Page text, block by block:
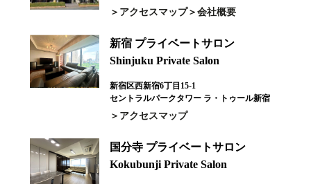
アクセスマップ 会社概要
新宿 プライベートサロン
Shinjuku Private Salon
新宿区西新宿6丁目15-1
セントラルパークタワー ラ・トゥール新宿
アクセスマップ
国分寺 プライベートサロン
Kokubunji Private Salon